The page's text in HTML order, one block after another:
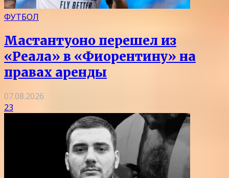
ФУТБОЛ
Мастантуоно перешел из
«Реала» в «Фиорентину» на
правах аренды
07.08.2026
23